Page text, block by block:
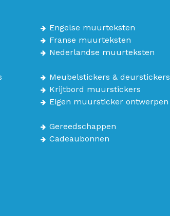
Engelse muurteksten
Franse muurteksten
Nederlandse muurteksten
Meubelstickers & deurstickers
Krijtbord muurstickers
Eigen muursticker ontwerpen
Gereedschappen
Cadeaubonnen